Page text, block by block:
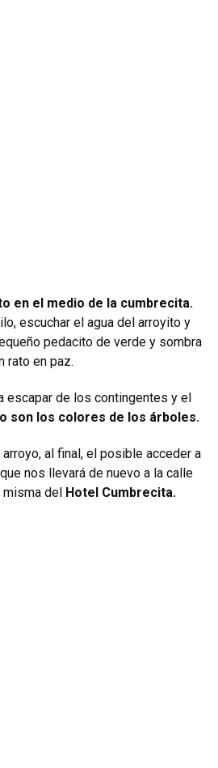
en el medio de la cumbrecita.
escuchar el agua del arroyito y
pedacito de verde y sombra
rato en paz.
escapar de los contingentes y el
son los colores de los árboles.
al final, el posible acceder a
nos llevará de nuevo a la calle
misma del Hotel Cumbrecita.